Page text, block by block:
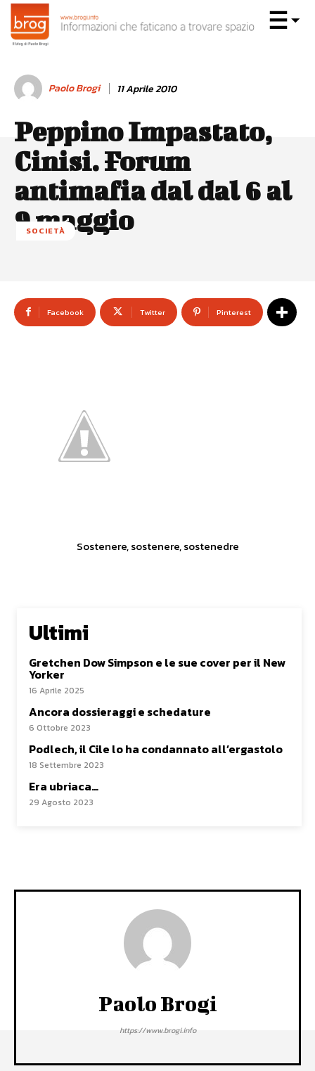
Paolo Brogi 11 Aprile 2010
Peppino Impastato,
Cinisi. Forum
antimafia dal dal 6 al
9 maggio
SOCIETÀ
Facebook Twitter Pinterest
Sostenere, sostenere, sostenedre
Ultimi
Gretchen Dow Simpson e le sue cover per il New
Yorker
16 Aprile 2025
Ancora dossieraggi e schedature
6 Ottobre 2023
Podlech, il Cile lo ha condannato all’ergastolo
18 Settembre 2023
Era ubriaca…
29 Agosto 2023
Paolo Brogi
https://www.brogi.info